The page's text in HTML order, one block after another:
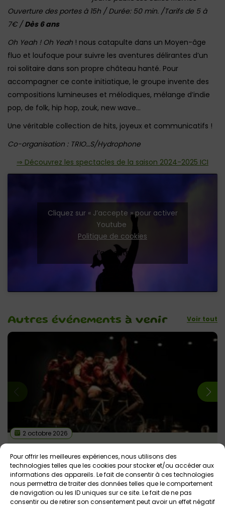
Pour offrir les meilleures expériences, nous utilisons des
technologies telles que les cookies pour stocker et/ou accéder aux
informations des appareils. Le fait de consentir à ces technologies
nous permettra de traiter des données telles que le comportement
de navigation ou les ID uniques sur ce site. Le fait de ne pas
consentir ou de retirer son consentement peut avoir un effet négatif
Ouverture des portes à 15h / Durée: 50 min. /Tarifs de 5 à
7€ / Dès 6 ans
Oh Yeah ! Oh Yeah ! nous catapulte dans un Moyen-âge
fluo et loufoque pour suivre les aventures délirantes d’un
roi solitaire dans son propre château hanté. Pour
accompagner ce conte initiatique, le groupe invente des
compositions lumineuses et mélodiques, mélange d’indie
pop, de folk, hip hop, zouk, new wave…
Une véritable collection de hits, joyeux et communicatifs !
Co-organisation : TRIO…S/Hydrophone
⇒ Découvrez les spectacles de la saison 2024-2025 ICI
Cliquez sur « J’accepte » pour activer
Youtube
Politique de cookies
J’accepte
Autres événements à venir Voir tout
2 octobre 2026
Théâtre du Blavet Dès 6 ans